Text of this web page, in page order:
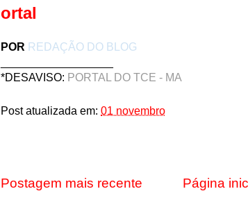
ortal
POR REDAÇÃO DO BLOG
*DESAVISO: PORTAL DO TCE - MA
Post atualizada em: 01 novembro
Postagem mais recente Página